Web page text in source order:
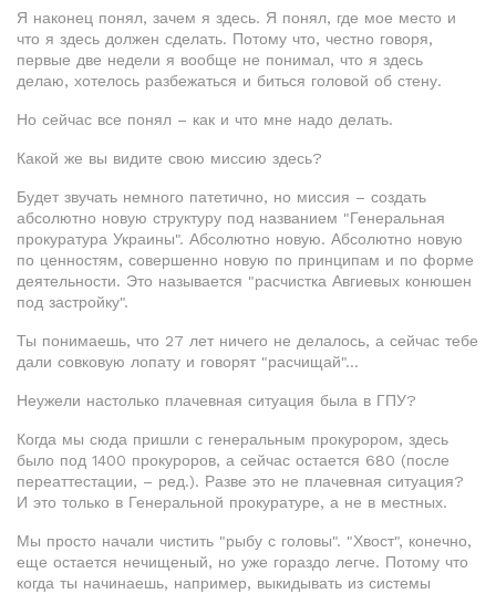
Я наконец понял, зачем я здесь. Я понял, где мое место и
что я здесь должен сделать. Потому что, честно говоря,
первые две недели я вообще не понимал, что я здесь
делаю, хотелось разбежаться и биться головой об стену.
Но сейчас все понял – как и что мне надо делать.
Какой же вы видите свою миссию здесь?
Будет звучать немного патетично, но миссия – создать
абсолютно новую структуру под названием "Генеральная
прокуратура Украины". Абсолютно новую. Абсолютно новую
по ценностям, совершенно новую по принципам и по форме
деятельности. Это называется "расчистка Авгиевых конюшен
под застройку".
Ты понимаешь, что 27 лет ничего не делалось, а сейчас тебе
дали совковую лопату и говорят "расчищай"...
Неужели настолько плачевная ситуация была в ГПУ?
Когда мы сюда пришли с генеральным прокурором, здесь
было под 1400 прокуроров, а сейчас остается 680 (после
переаттестации, – ред.). Разве это не плачевная ситуация?
И это только в Генеральной прокуратуре, а не в местных.
Мы просто начали чистить "рыбу с головы". "Хвост", конечно,
еще остается нечищеный, но уже гораздо легче. Потому что
когда ты начинаешь, например, выкидывать из системы